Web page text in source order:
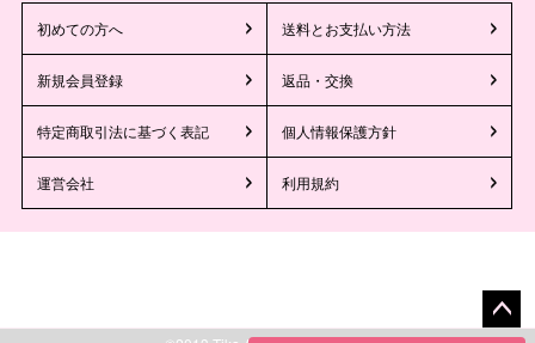
初めての方へ 送料とお支払い方法
新規会員登録 返品・交換
特定商取引法に基づく表記 個人情報保護方針
運営会社 利用規約